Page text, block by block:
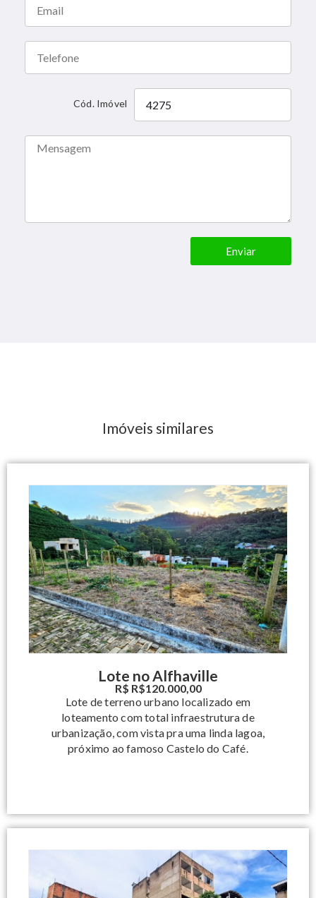
Cód. Imóvel
Enviar
Imóveis similares
Lote no Alfhaville
R$ R$120.000,00
Lote de terreno urbano localizado em
loteamento com total infraestrutura de
urbanização, com vista pra uma linda lagoa,
próximo ao famoso Castelo do Café.